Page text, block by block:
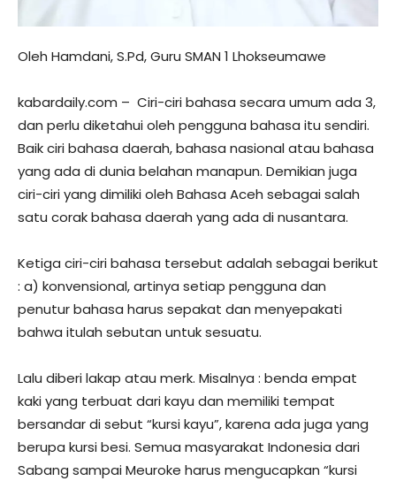
Oleh Hamdani, S.Pd, Guru SMAN 1 Lhokseumawe
kabardaily.com – Ciri-ciri bahasa secara umum ada 3,
dan perlu diketahui oleh pengguna bahasa itu sendiri.
Baik ciri bahasa daerah, bahasa nasional atau bahasa
yang ada di dunia belahan manapun. Demikian juga
ciri-ciri yang dimiliki oleh Bahasa Aceh sebagai salah
satu corak bahasa daerah yang ada di nusantara.
Ketiga ciri-ciri bahasa tersebut adalah sebagai berikut
: a) konvensional, artinya setiap pengguna dan
penutur bahasa harus sepakat dan menyepakati
bahwa itulah sebutan untuk sesuatu.
Lalu diberi lakap atau merk. Misalnya : benda empat
kaki yang terbuat dari kayu dan memiliki tempat
bersandar di sebut “kursi kayu”, karena ada juga yang
berupa kursi besi. Semua masyarakat Indonesia dari
Sabang sampai Meuroke harus mengucapkan “kursi